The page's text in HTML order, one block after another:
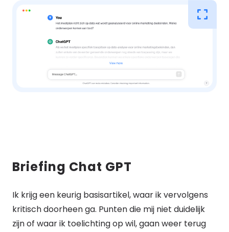
Briefing Chat GPT
Ik krijg een keurig basisartikel, waar ik vervolgens
kritisch doorheen ga. Punten die mij niet duidelijk
zijn of waar ik toelichting op wil, gaan weer terug